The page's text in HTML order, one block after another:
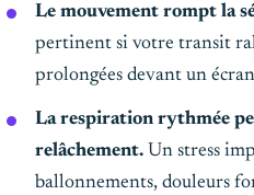
Le mouvement rompt la
pertinent si votre transit
prolongées devant un
La respiration rythmée
relâchement. Un stress
ballonnements, douleurs